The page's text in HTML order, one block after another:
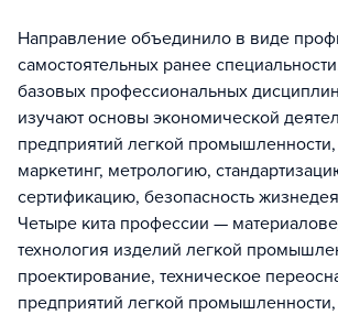
Направление объединило в виде
самостоятельных ранее
базовых профессиональных
изучают основы экономической
предприятий легкой
маркетинг, метрологию,
сертификацию, безопасность
Четыре кита профессии —
технология изделий легкой
проектирование, техническое
предприятий легкой